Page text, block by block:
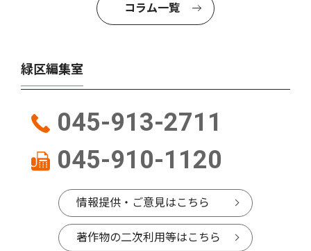
コラム一覧
緑区編集室
045-913-2711
045-910-1120
情報提供・ご意見はこちら
著作物の二次利用等はこちら